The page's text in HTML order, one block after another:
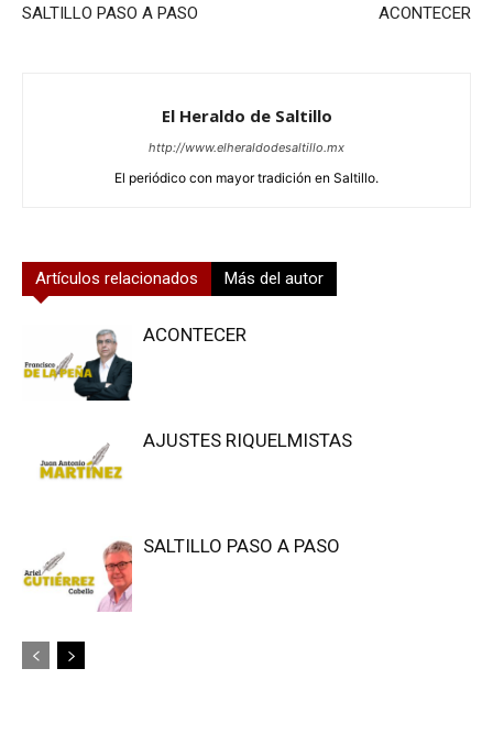
SALTILLO PASO A PASO ACONTECER
El Heraldo de Saltillo
http://www.elheraldodesaltillo.mx
El periódico con mayor tradición en Saltillo.
Artículos relacionados Más del autor
ACONTECER
AJUSTES RIQUELMISTAS
SALTILLO PASO A PASO